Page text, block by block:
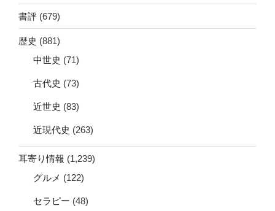
書評 (679)
歴史 (881)
中世史 (71)
古代史 (73)
近世史 (83)
近現代史 (263)
耳寄り情報 (1,239)
グルメ (122)
セラピー (48)